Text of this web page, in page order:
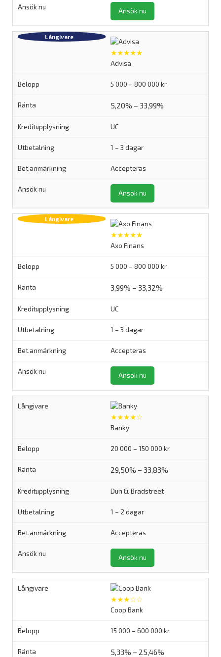
Ansök nu
★★★★★
Advisa
5 000 – 800 000 kr
5,20% – 33,99%
UC
1 – 3 dagar
Accepteras
Ansök nu
★★★★★
Axo Finans
5 000 – 800 000 kr
3,99% – 33,32%
UC
1 – 3 dagar
Accepteras
Ansök nu
★★★★☆
Banky
20 000 – 150 000 kr
29,50% – 33,83%
Dun & Bradstreet
1 – 2 dagar
Accepteras
Ansök nu
★★★☆☆
Coop Bank
15 000 – 600 000 kr
5,33% – 25,46%